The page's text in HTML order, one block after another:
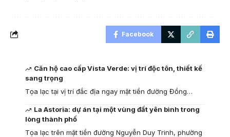
Facebook
Căn hộ cao cấp Vista Verde: vị trí độc tôn, thiết kế
sang trọng
Tọa lạc tại vị trí đắc địa ngay mặt tiền đường Đồng…
La Astoria: dự án tại một vùng đất yên bình trong
lòng thành phố
Tọa lạc trên mặt tiền đường Nguyễn Duy Trinh, phường